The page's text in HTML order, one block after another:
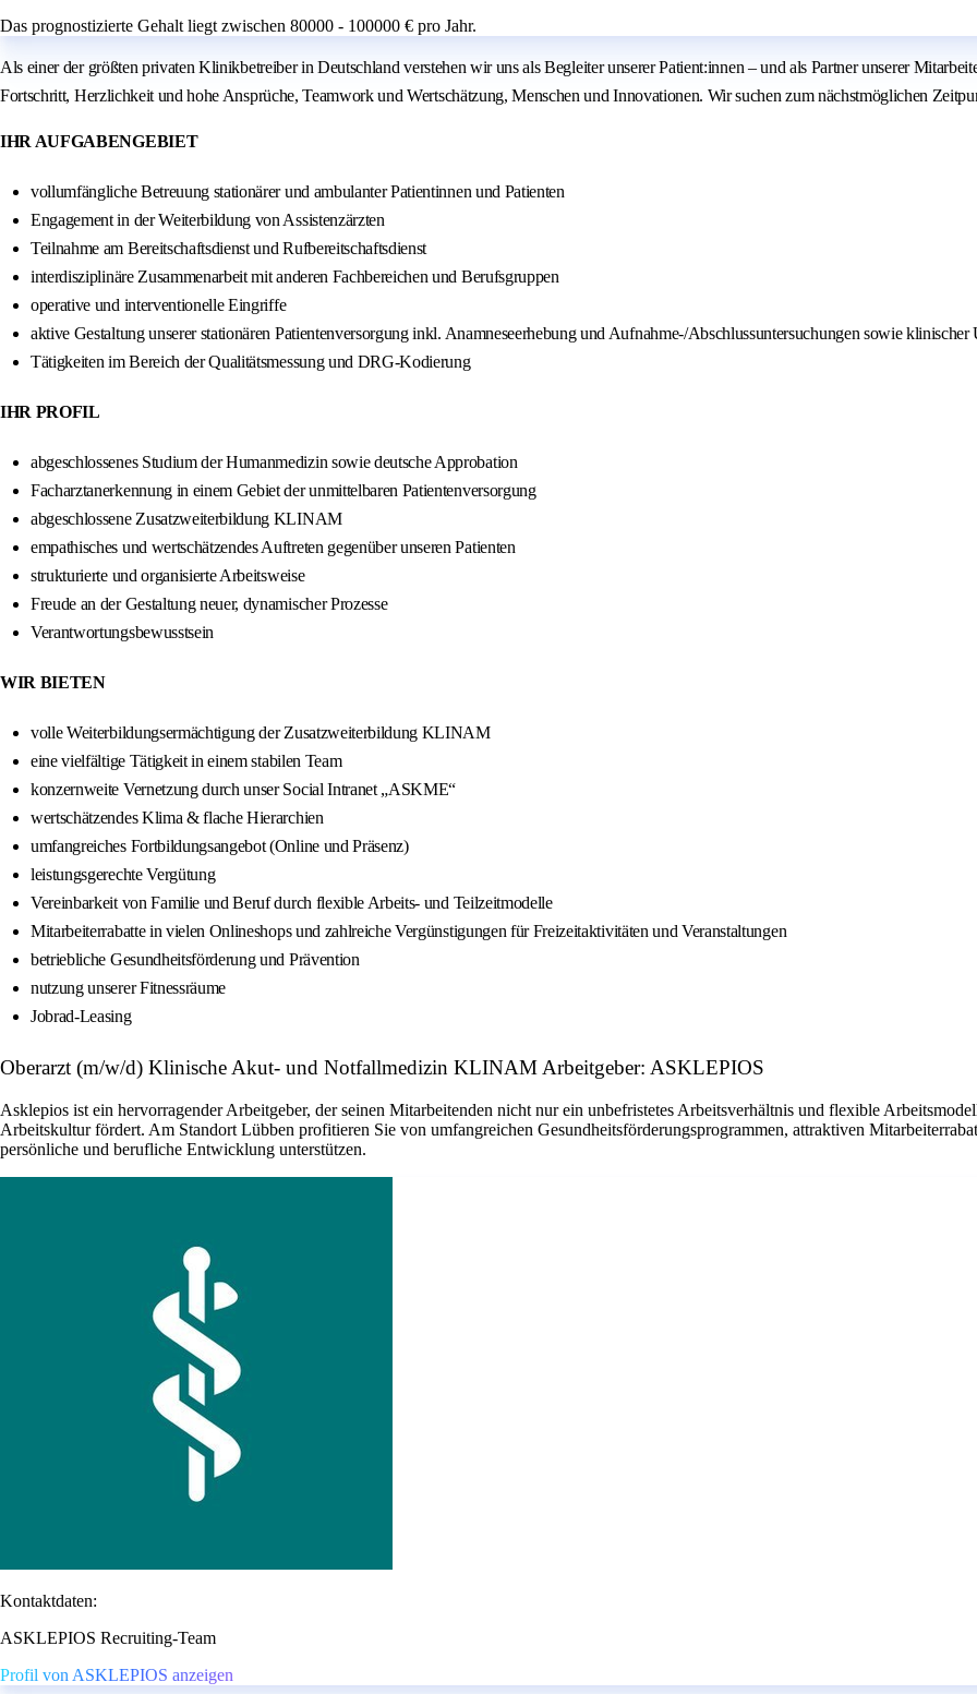
Das prognostizierte Gehalt liegt zwischen 80000 - 100000 € pro Jahr.
Als einer der größten privaten Klinikbetreiber in Deutschland verstehen wir uns als Begleiter unserer Patient:innen – und als Partner unserer
Fortschritt, Herzlichkeit und hohe Ansprüche, Teamwork und Wertschätzung, Menschen und Innovationen. Wir suchen zum nächstmöglichen
IHR AUFGABENGEBIET
vollumfängliche Betreuung stationärer und ambulanter Patientinnen und Patienten
Engagement in der Weiterbildung von Assistenzärzten
Teilnahme am Bereitschaftsdienst und Rufbereitschaftsdienst
interdisziplinäre Zusammenarbeit mit anderen Fachbereichen und Berufsgruppen
operative und interventionelle Eingriffe
aktive Gestaltung unserer stationären Patientenversorgung inkl. Anamneseerhebung und Aufnahme-/Abschlussuntersuchungen sowie
Tätigkeiten im Bereich der Qualitätsmessung und DRG-Kodierung
IHR PROFIL
abgeschlossenes Studium der Humanmedizin sowie deutsche Approbation
Facharztanerkennung in einem Gebiet der unmittelbaren Patientenversorgung
abgeschlossene Zusatzweiterbildung KLINAM
empathisches und wertschätzendes Auftreten gegenüber unseren Patienten
strukturierte und organisierte Arbeitsweise
Freude an der Gestaltung neuer, dynamischer Prozesse
Verantwortungsbewusstsein
WIR BIETEN
volle Weiterbildungsermächtigung der Zusatzweiterbildung KLINAM
eine vielfältige Tätigkeit in einem stabilen Team
konzernweite Vernetzung durch unser Social Intranet „ASKME“
wertschätzendes Klima & flache Hierarchien
umfangreiches Fortbildungsangebot (Online und Präsenz)
leistungsgerechte Vergütung
Vereinbarkeit von Familie und Beruf durch flexible Arbeits- und Teilzeitmodelle
Mitarbeiterrabatte in vielen Onlineshops und zahlreiche Vergünstigungen für Freizeitaktivitäten und Veranstaltungen
betriebliche Gesundheitsförderung und Prävention
nutzung unserer Fitnessräume
Jobrad-Leasing
Oberarzt (m/w/d) Klinische Akut- und Notfallmedizin KLINAM Arbeitgeber: ASKLEPIOS
Asklepios ist ein hervorragender Arbeitgeber, der seinen Mitarbeitenden nicht nur ein unbefristetes Arbeitsverhältnis und flexible
Arbeitskultur fördert. Am Standort Lübben profitieren Sie von umfangreichen Gesundheitsförderungsprogrammen, attraktiven
persönliche und berufliche Entwicklung unterstützen.
Kontaktdaten:
ASKLEPIOS Recruiting-Team
Profil von ASKLEPIOS anzeigen